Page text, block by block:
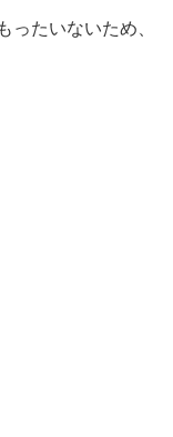
ったいないため、